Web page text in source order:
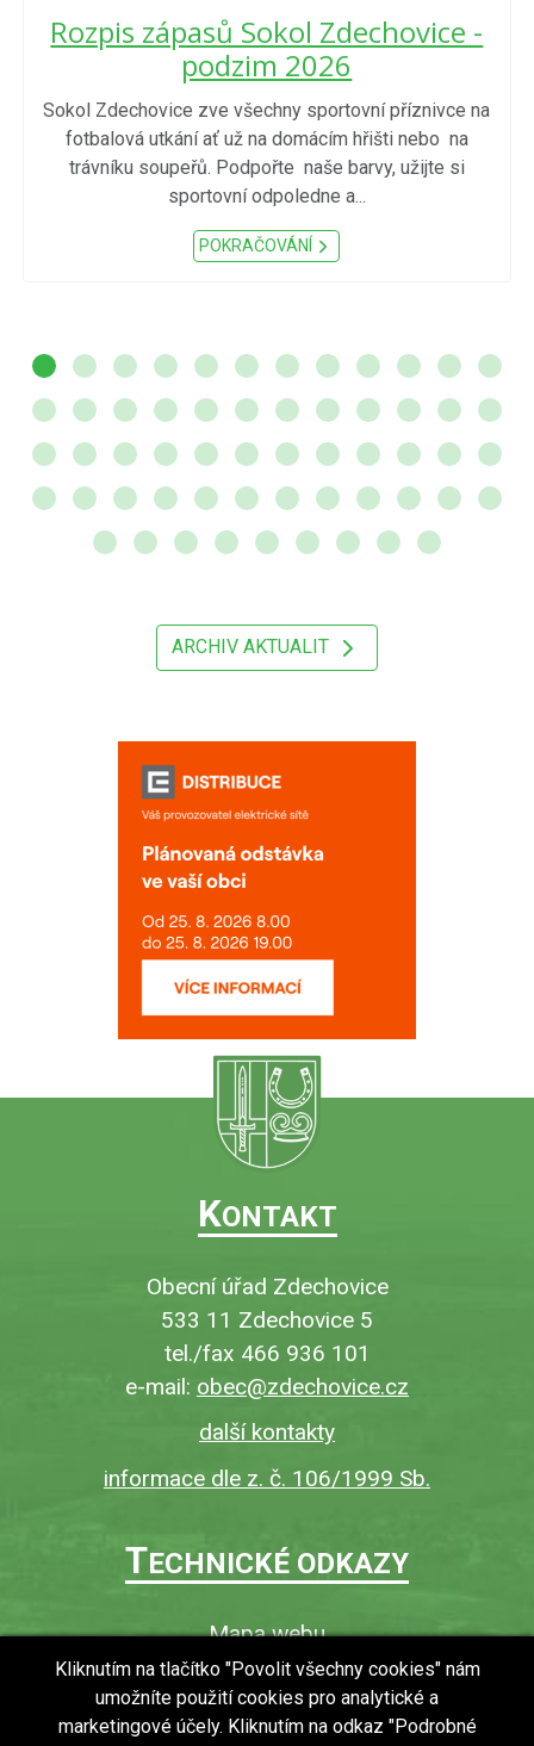
Rozpis zápasů Sokol Zdechovice -
podzim 2026
Sokol Zdechovice zve všechny sportovní příznivce na
fotbalová utkání ať už na domácím hřišti nebo na
trávníku soupeřů. Podpořte naše barvy, užijte si
sportovní odpoledne a...
POKRAČOVÁNÍ
ARCHIV AKTUALIT
KONTAKT
Obecní úřad Zdechovice
533 11 Zdechovice 5
tel./fax 466 936 101
e-mail: obec@zdechovice.cz
další kontakty
informace dle z. č. 106/1999 Sb.
TECHNICKÉ ODKAZY
Mapa webu
O webu
Povinně zveřejňované informace
Kliknutím na tlačítko "Povolit všechny cookies" nám
umožníte použití cookies pro analytické a
marketingové účely. Kliknutím na odkaz "Podrobné